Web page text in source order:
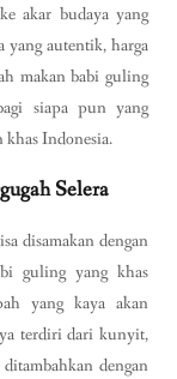
akar budaya yang
yang autentik, harga
makan babi guling
siapa pun yang
Indonesia.
Selera
disamakan dengan
guling yang khas
yang kaya akan
terdiri dari kunyit,
dengan